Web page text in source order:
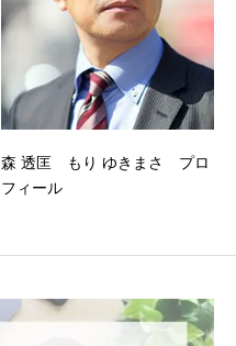
森 透匡 もり ゆきまさ プロ
フィール